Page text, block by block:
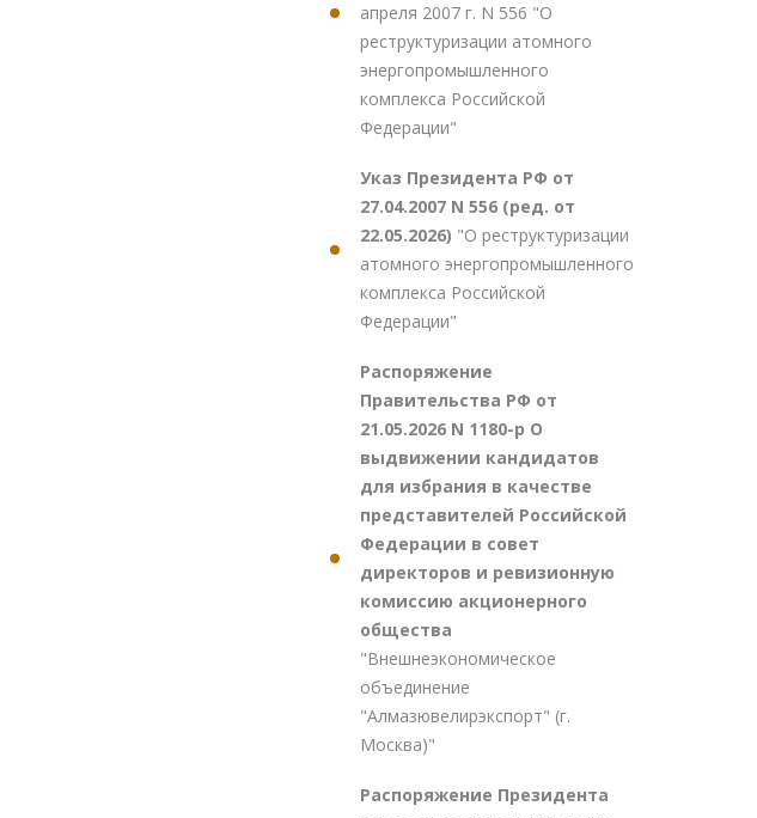
апреля 2007 г. N 556 "О
реструктуризации атомного
энергопромышленного
комплекса Российской
Федерации"
Указ Президента РФ от
27.04.2007 N 556 (ред. от
22.05.2026) "О реструктуризации
атомного энергопромышленного
комплекса Российской
Федерации"
Распоряжение
Правительства РФ от
21.05.2026 N 1180-р О
выдвижении кандидатов
для избрания в качестве
представителей Российской
Федерации в совет
директоров и ревизионную
комиссию акционерного
общества
"Внешнеэкономическое
объединение
"Алмазювелирэкспорт" (г.
Москва)"
Распоряжение Президента